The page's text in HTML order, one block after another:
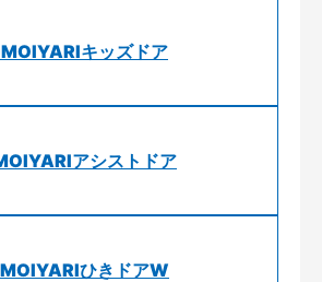
キッズドア
アシストドア
ひきドアW